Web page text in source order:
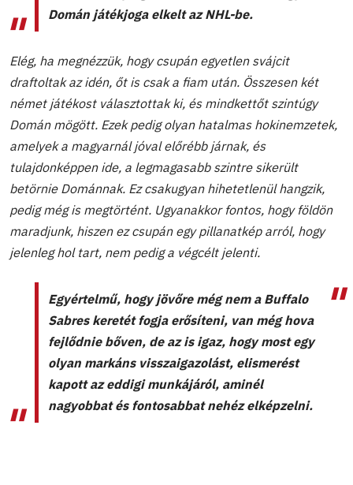
Domán játékjoga elkelt az NHL-be.
Elég, ha megnézzük, hogy csupán egyetlen svájcit
draftoltak az idén, őt is csak a fiam után. Összesen két
német játékost választottak ki, és mindkettőt szintúgy
Domán mögött. Ezek pedig olyan hatalmas hokinemzetek,
amelyek a magyarnál jóval előrébb járnak, és
tulajdonképpen ide, a legmagasabb szintre sikerült
betörnie Dománnak. Ez csakugyan hihetetlenül hangzik,
pedig még is megtörtént. Ugyanakkor fontos, hogy földön
maradjunk, hiszen ez csupán egy pillanatkép arról, hogy
jelenleg hol tart, nem pedig a végcélt jelenti.
Egyértelmű, hogy jövőre még nem a Buffalo
Sabres keretét fogja erősíteni, van még hova
fejlődnie bőven, de az is igaz, hogy most egy
olyan markáns visszaigazolást, elismerést
kapott az eddigi munkájáról, aminél
nagyobbat és fontosabbat nehéz elképzelni.